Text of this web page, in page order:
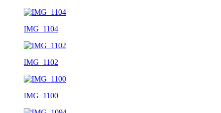
IMG_1104
IMG_1102
IMG_1100